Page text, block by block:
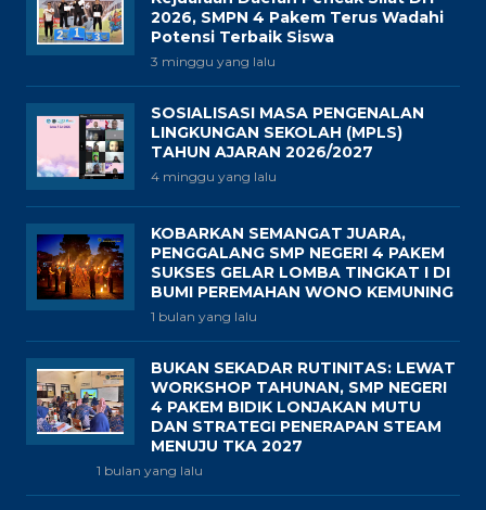
2026, SMPN 4 Pakem Terus Wadahi
Potensi Terbaik Siswa
3 minggu yang lalu
SOSIALISASI MASA PENGENALAN
LINGKUNGAN SEKOLAH (MPLS)
TAHUN AJARAN 2026/2027
4 minggu yang lalu
KOBARKAN SEMANGAT JUARA,
PENGGALANG SMP NEGERI 4 PAKEM
SUKSES GELAR LOMBA TINGKAT I DI
BUMI PEREMAHAN WONO KEMUNING
1 bulan yang lalu
BUKAN SEKADAR RUTINITAS: LEWAT
WORKSHOP TAHUNAN, SMP NEGERI
4 PAKEM BIDIK LONJAKAN MUTU
DAN STRATEGI PENERAPAN STEAM
MENUJU TKA 2027
1 bulan yang lalu